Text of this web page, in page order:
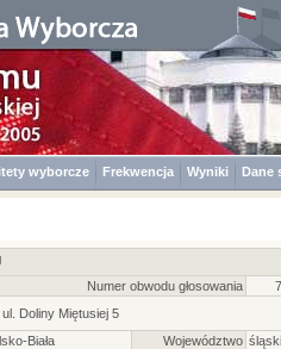
wyborcze Frekwencja Wyniki Dane
Numer obwodu głosowania
Doliny Miętusiej 5
Biała Województwo